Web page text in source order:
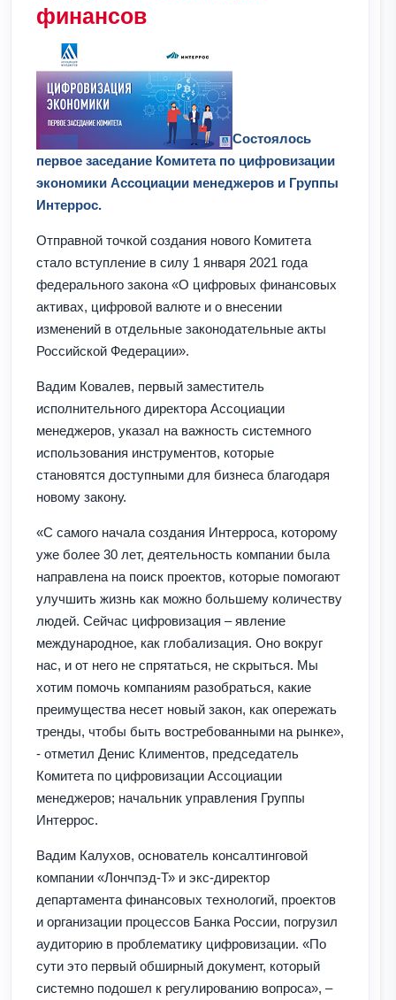
финансов
Состоялось
первое заседание Комитета по цифровизации
экономики Ассоциации менеджеров и Группы
Интеррос.
Отправной точкой создания нового Комитета
стало вступление в силу 1 января 2021 года
федерального закона «О цифровых финансовых
активах, цифровой валюте и о внесении
изменений в отдельные законодательные акты
Российской Федерации».
Вадим Ковалев, первый заместитель
исполнительного директора Ассоциации
менеджеров, указал на важность системного
использования инструментов, которые
становятся доступными для бизнеса благодаря
новому закону.
«С самого начала создания Интерроса, которому
уже более 30 лет, деятельность компании была
направлена на поиск проектов, которые помогают
улучшить жизнь как можно большему количеству
людей. Сейчас цифровизация – явление
международное, как глобализация. Оно вокруг
нас, и от него не спрятаться, не скрыться. Мы
хотим помочь компаниям разобраться, какие
преимущества несет новый закон, как опережать
тренды, чтобы быть востребованными на рынке»,
- отметил Денис Климентов, председатель
Комитета по цифровизации Ассоциации
менеджеров; начальник управления Группы
Интеррос.
Вадим Калухов, основатель консалтинговой
компании «Лончпэд-Т» и экс-директор
департамента финансовых технологий, проектов
и организации процессов Банка России, погрузил
аудиторию в проблематику цифровизации. «По
сути это первый обширный документ, который
системно подошел к регулированию вопроса», –